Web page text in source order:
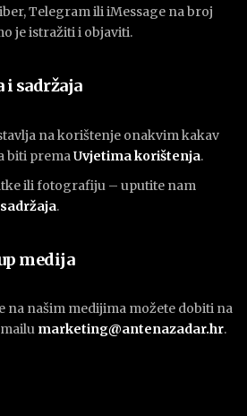
Telegram ili iMessage na broj
je istražiti i objaviti.
i sadržaja
na korištenje onakvim kakav
biti prema Uvjetima korištenja.
ili fotografiju – uputite nam
.
medija
na našim medijima možete dobiti na
marketing@antenazadar.hr.